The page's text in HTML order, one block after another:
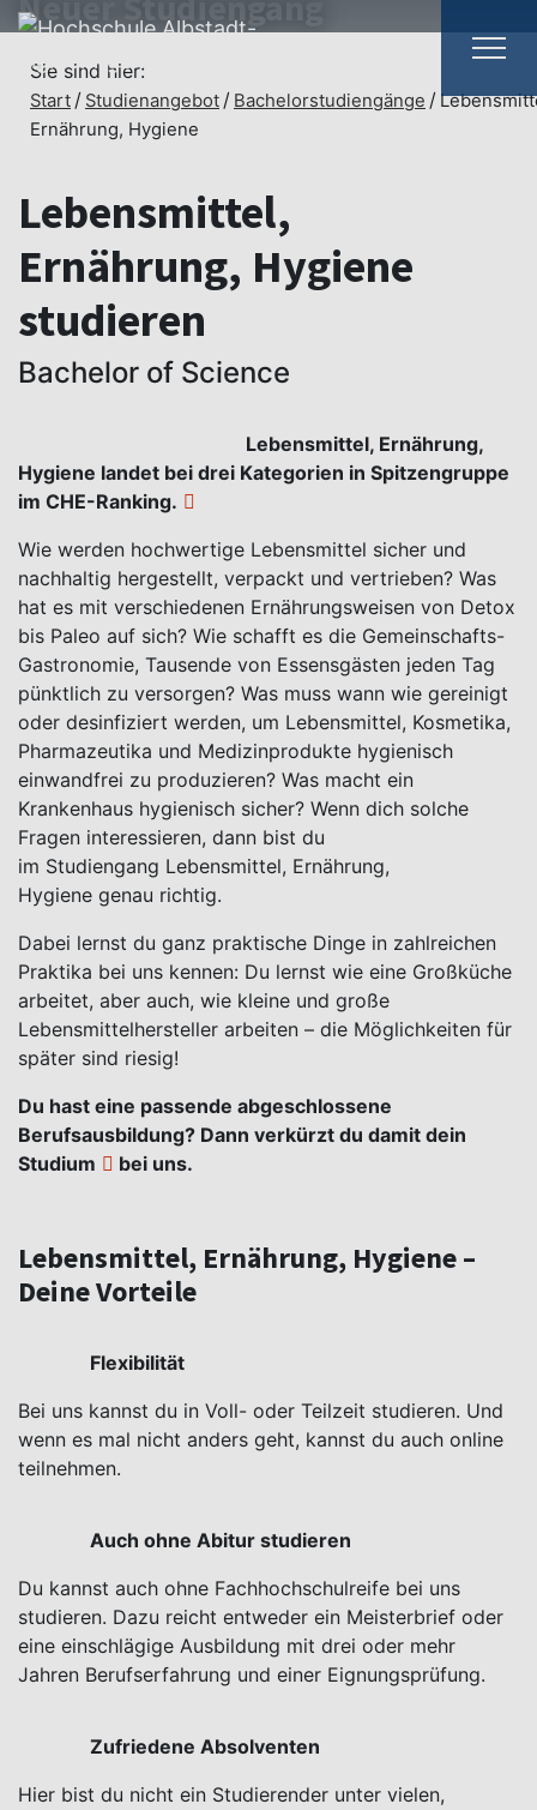
Neuer Studiengang hier
Sie sind hier:
Start Studienangebot Bachelorstudiengänge
Ernährung, Hygiene
Lebensmittel,
Ernährung, Hygiene
studieren
Bachelor of Science
Lebensmittel, Ernährung,
Hygiene landet bei drei Kategorien in Spitzengruppe
im CHE-Ranking.
Wie werden hochwertige Lebensmittel sicher und
nachhaltig hergestellt, verpackt und vertrieben? Was
hat es mit verschiedenen Ernährungsweisen von Detox
bis Paleo auf sich? Wie schafft es die Gemeinschafts-
Gastronomie, Tausende von Essensgästen jeden Tag
pünktlich zu versorgen? Was muss wann wie gereinigt
oder desinfiziert werden, um Lebensmittel, Kosmetika,
Pharmazeutika und Medizinprodukte hygienisch
einwandfrei zu produzieren? Was macht ein
Krankenhaus hygienisch sicher? Wenn dich solche
Fragen interessieren, dann bist du
im Studiengang Lebensmittel, Ernährung,
Hygiene genau richtig.
Dabei lernst du ganz praktische Dinge in zahlreichen
Praktika bei uns kennen: Du lernst wie eine Großküche
arbeitet, aber auch, wie kleine und große
Lebensmittelhersteller arbeiten – die Möglichkeiten für
später sind riesig!
Du hast eine passende abgeschlossene
Berufsausbildung? Dann verkürzt du damit dein
Studium
bei uns.
Lebensmittel, Ernährung, Hygiene –
Deine Vorteile
Flexibilität
Bei uns kannst du in Voll- oder Teilzeit studieren. Und
wenn es mal nicht anders geht, kannst du auch online
teilnehmen.
Auch ohne Abitur studieren
Du kannst auch ohne Fachhochschulreife bei uns
studieren. Dazu reicht entweder ein Meisterbrief oder
eine einschlägige Ausbildung mit drei oder mehr
Jahren Berufserfahrung und einer Eignungsprüfung.
Zufriedene Absolventen
Hier bist du nicht ein Studierender unter vielen,